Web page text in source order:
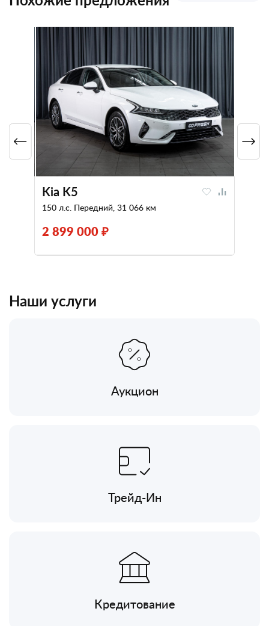
Kia K5
150 л.с. Передний, 31 066 км
2 899 000 ₽
Наши услуги
Аукцион
Трейд-Ин
Кредитование